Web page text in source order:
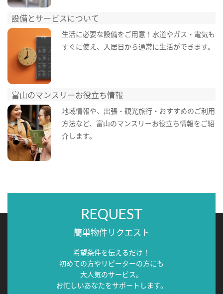
設備とサービスについて
生活に必要な設備をご用意！水道やガス・電気も
すぐに使え、入居日から通常に生活ができます。
富山のマンスリーお役立ち情報
地域情報や、出張・観光旅行・おすすめのご利用
方法など、富山のマンスリーお役立ち情報をご紹
介します。
REQUEST
簡単物件リクエスト
希望条件を伝えるだけ！
初めての方やリピーターの方にも
大人気のサービス。
お忙しいあなたをサポートします。